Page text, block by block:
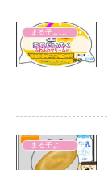
まる子よもやま話